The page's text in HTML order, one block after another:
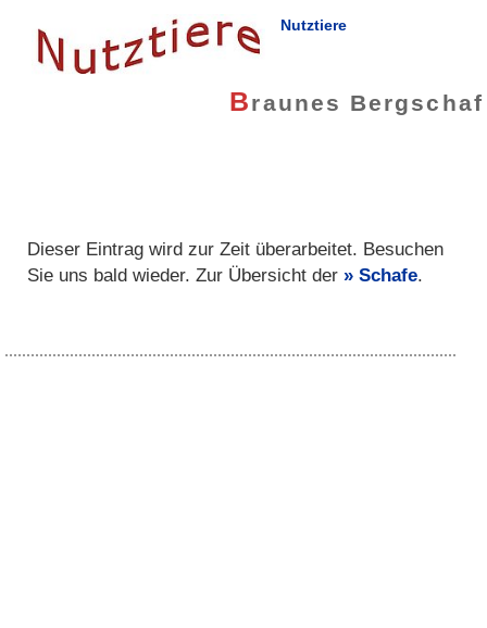
Nutztiere
Braunes Bergschaf
Dieser Eintrag wird zur Zeit überarbeitet. Besuchen
Sie uns bald wieder. Zur Übersicht der
Schafe.